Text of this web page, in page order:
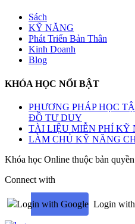
Sách
KỸ NĂNG
Phát Triển Bản Thân
Kinh Doanh
Blog
KHÓA HỌC NỔI BẬT
PHƯƠNG PHÁP HỌC
ĐỒ TƯ DUY
TÀI LIỆU MIỄN PHÍ KỸ
LÀM CHỦ KỸ NĂNG
Khóa học Online thuộc bản quyền
Connect with
Login with Google Login